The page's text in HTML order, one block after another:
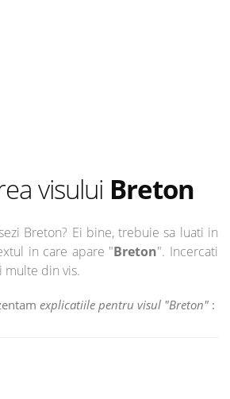
visului Breton
Breton? Ei bine, trebuie sa luati in
in care apare "Breton". Incercati
multe din vis.
explicatiile pentru visul "Breton" :